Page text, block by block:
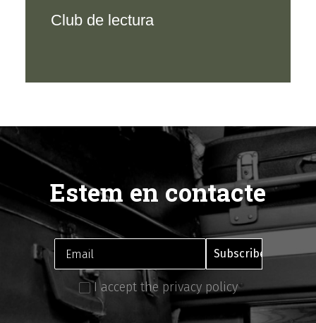
Club de lectura
Estem en contacte
I accept the privacy policy